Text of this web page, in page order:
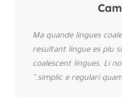
“Ma quande lingues
resultant lingue es plu
coalescent lingues. Li
simplic e regulari